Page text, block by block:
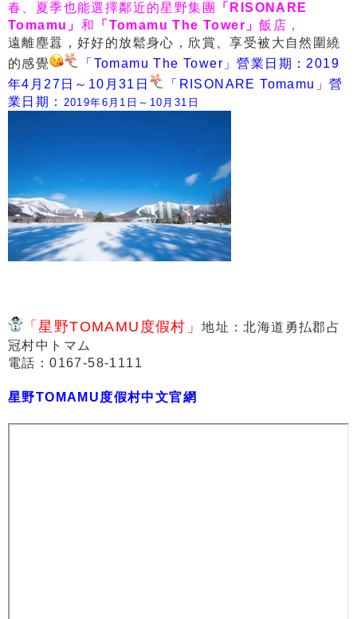
春、夏季也能選擇鄰近的星野集團
「RISONARE
Tomamu」 和 「Tomamu The Tower」飯店，
遠離塵囂，好好的放鬆身心，欣賞、享受被大自然圍繞
的感覺
「Tomamu The Tower」營業日期： 2019
年4月27日～10月31日
「RISONARE Tomamu」營
業日期： 2019年6月1日～10月31日
「星野TOMAMU度假村」地址：北海道勇払郡占
冠村中トマム
電話：0167-58-1111
星野TOMAMU度假村中文官網